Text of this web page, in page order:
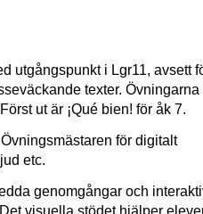
utgångspunkt i Lgr11, avsett
texter. Övningarna
ut är ¡Qué bien! för åk 7.
för digitalt
etc.
genomgångar och
visuella stödet hjälper